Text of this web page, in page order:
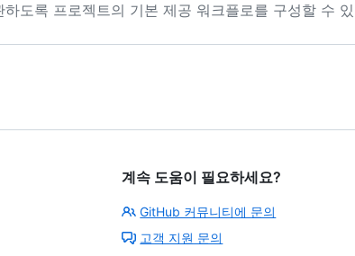
도록 프로젝트의 기본 제공 워크플로를 구성할 수
계속 도움이 필요하세요?
GitHub 커뮤니티에 문의
고객 지원 문의